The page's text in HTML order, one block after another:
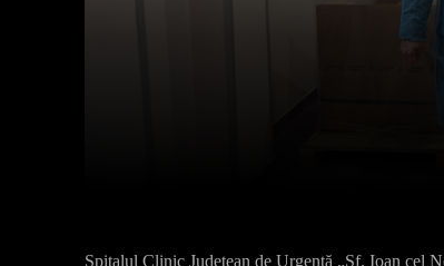
Spitalul Clinic Județean de Urgență „Sf. Ioan cel